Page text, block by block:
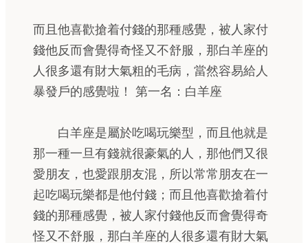
而且他喜歡搶着付錢的那種感覺，被人家付
錢他反而會覺得奇怪又不舒服，那白羊座的
人很多還有財大氣粗的毛病，當然容易給人
暴發戶的感覺啦！ 第一名：白羊座
白羊座是屬於吃喝玩樂型，而且他就是
那一種一旦有錢就很豪氣的人，那他們又很
愛朋友，也愛跟朋友混，所以常常朋友在一
起吃喝玩樂都是他付錢；而且他喜歡搶着付
錢的那種感覺，被人家付錢他反而會覺得奇
怪又不舒服，那白羊座的人很多還有財大氣